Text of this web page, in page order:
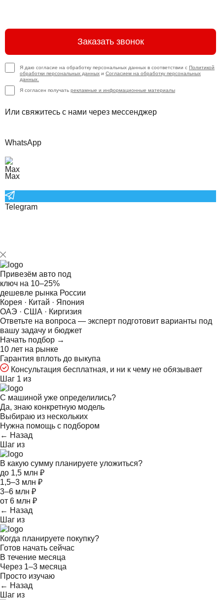
Заказать звонок
Я даю согласие на обработку персональных данных в соответствии с Политикой
обработки персональных данных и Согласием на обработку персональных
данных.
Я согласен получать рекламные и информационные материалы
Или свяжитесь с нами через мессенджер
WhatsApp
Max
Telegram
Привезём авто под
ключ на 10–25%
дешевле рынка России
Корея · Китай · Япония
ОАЭ · США · Киргизия
Ответьте на вопроса — эксперт подготовит варианты под
вашу задачу и бюджет
Начать подбор →
10 лет на рынке
Гарантия вплоть до выкупа
Консультация бесплатная, и ни к чему не обязывает
Шаг 1 из
С машиной уже определились?
Да, знаю конкретную модель
Выбираю из нескольких
Нужна помощь с подбором
← Назад
Шаг из
В какую сумму планируете уложиться?
до 1,5 млн ₽
1,5–3 млн ₽
3–6 млн ₽
от 6 млн ₽
← Назад
Шаг из
Когда планируете покупку?
Готов начать сейчас
В течение месяца
Через 1–3 месяца
Просто изучаю
← Назад
Шаг из